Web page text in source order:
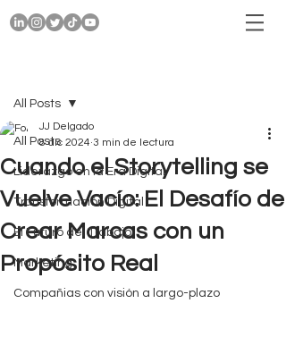
All Posts
Liderazgo en la Era Digital
Transformación Digital
El Futuro del Trabajo
Marketing
Compañias con visión a largo-plazo
All Posts
Cuando el Storytelling se
Vuelve Vacío: El Desafío de
Crear Marcas con un
Propósito Real
JJ Delgado
8 dic 2024 3 min de lectura